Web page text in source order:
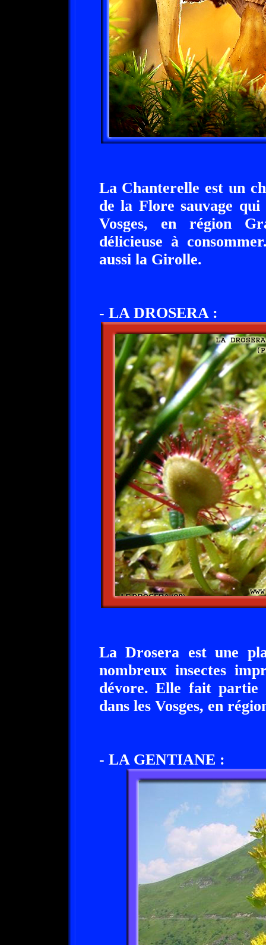
La Chanterelle est un
de la Flore sauvage qui
Vosges, en région
délicieuse à
aussi la Girolle.
- LA DROSERA :
La Drosera est une
nombreux insectes
dévore. Elle fait partie
dans les Vosges, en
- LA GENTIANE :